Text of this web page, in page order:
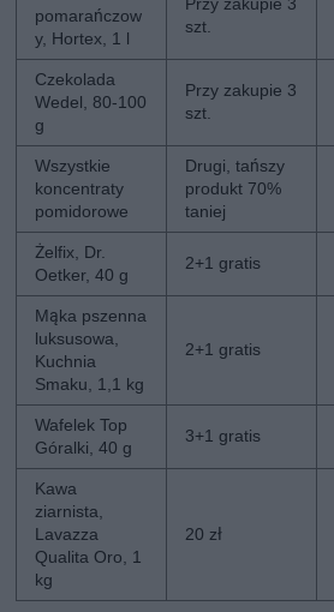
pomarańczow
y, Hortex, 1 l
szt.
Czekolada
Wedel, 80-100
g
Przy zakupie 3
szt.
Wszystkie
koncentraty
pomidorowe
Drugi, tańszy
produkt 70%
taniej
Żelfix, Dr.
Oetker, 40 g
2+1 gratis
Mąka pszenna
luksusowa,
Kuchnia
Smaku, 1,1 kg
2+1 gratis
Wafelek Top
Góralki, 40 g
3+1 gratis
Kawa
ziarnista,
Lavazza
Qualita Oro, 1
kg
20 zł